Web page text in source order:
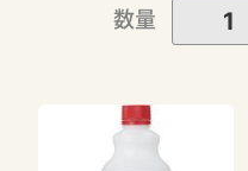
数量